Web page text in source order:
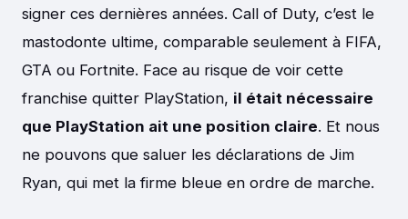
signer ces dernières années. Call of Duty, c’est le
mastodonte ultime, comparable seulement à FIFA,
GTA ou Fortnite. Face au risque de voir cette
franchise quitter PlayStation, il était nécessaire
que PlayStation ait une position claire. Et nous
ne pouvons que saluer les déclarations de Jim
Ryan, qui met la firme bleue en ordre de marche.